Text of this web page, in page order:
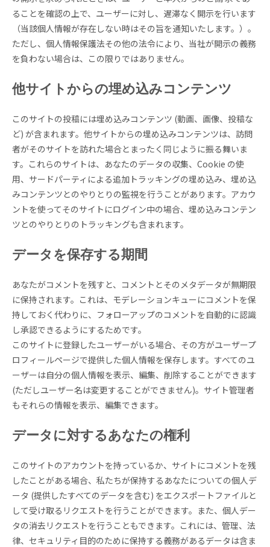
ることを確認の上で、ユーザーに対し、遅滞なく開示を行います
（当該個人情報が存在しない時はその旨を通知いたします。）。
ただし、個人情報保護法その他の法令により、当社が開示の義務
を負わない場合は、この限りではありません。
他サイトからの埋め込みコンテンツ
このサイトの投稿には埋め込みコンテンツ (動画、画像、投稿な
ど) が含まれます。他サイトからの埋め込みコンテンツは、訪問
者がそのサイトを訪れた場合とまったく同じように振る舞いま
す。これらのサイトは、あなたのデータの収集、Cookie の使
用、サードパーティによる追加トラッキングの埋め込み、埋め込
みコンテンツとのやりとりの監視を行うことがあります。アカウ
ントを使ってそのサイトにログイン中の場合、埋め込みコンテン
ツとのやりとりのトラッキングも含まれます。
データを保存する期間
あなたがコメントを残すと、コメントとそのメタデータが無期限
に保持されます。これは、モデレーションキューにコメントを保
持しておく代わりに、フォローアップのコメントを自動的に認識
し承認できるようにするためです。
このサイトに登録したユーザーがいる場合、その方がユーザープ
ロフィールページで提供した個人情報を保存します。すべてのユ
ーザーは自分の個人情報を表示、編集、削除することができます
(ただしユーザー名は変更することができません)。サイト管理者
もそれらの情報を表示、編集できます。
データに対するあなたの権利
このサイトのアカウントを持っているか、サイトにコメントを残
したことがある場合、私たちが保持するあなたについての個人デ
ータ (提供したすべてのデータを含む) をエクスポートファイルと
して受け取るリクエストを行うことができます。また、個人デー
タの消去リクエストを行うこともできます。これには、管理、法
律、セキュリティ目的のために保持する義務があるデータは含ま